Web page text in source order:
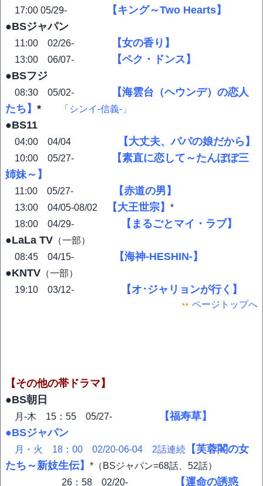
17:00 05/29-
【キング～Two Hearts】
●BSジャパン
11:00 02/26- 【女の香り】
13:00 06/07-
【ペク・ドンス】
●BSフジ
08:30 05/02-
【海雲台（ヘウンデ）の恋人
たち】 * 「シンイ-信義-」
●BS11
04:00 04/04 【大丈夫、パパの娘だから】
10:00 05/27-
【素直に恋して～たんぽぽ三
姉妹～】
11:00 05/27- 【赤道の男】
13:00 04/05-08/02 【大王世宗】 *
18:00 04/29-
【まるごとマイ・ラブ】
●LaLa TV （一部）
08:45 04/15-
【海神-HESHIN-】
●KNTV （一部）
19:10 03/12-
【オ･ジャリョンが行く】
ページトップへ
【その他の帯ドラマ】
●BS朝日
月-木 15：55 05/27-
【福寿草】
●BSジャパン
月・火 18：00 02/20-06-04 2話連続 【芙蓉閣の女
たち～新妓生伝】 *（BSジャパン=68話、52話）
26：58 02/20-
【運命の誘惑